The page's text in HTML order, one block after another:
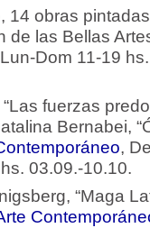
14 obras
de las Bellas
Dom 11-19
fuerzas
Bernabei,
,
03.09.-10.10.
“Maga